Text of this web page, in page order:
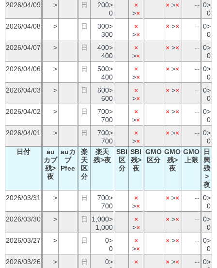
2026/04/09
> 日
200>
0
×
>×
× >× -- 0>
0
2026/04/08
> 日
300>
300
×
>×
× >× -- 0>
0
2026/04/07
> 日
400>
400
×
>×
× >× -- 0>
0
2026/04/06
> 日
500>
400
×
>×
× >× -- 0>
0
2026/04/03
> 日
600>
600
×
>×
× >× -- 0>
0
2026/04/02
> 日
700>
700
×
>×
× >× -- 0>
0
2026/04/01
> 日
700>
700
×
>×
× >× -- 0>
0
日付
au
カブ
残>
夜
auカ
ブ
Pfee
楽
天
区
分
楽天
残>夜
SBI
区
分
SBI
残>
夜
GMO
区分
GMO
残>
夜
GMO
上限
日
興
残
>
夜
2026/03/31
> 日
700>
700
×
>×
× >× -- 0>
0
2026/03/30
> 日
1,000>
1,000
×
>×
× >× -- 0>
0
2026/03/27
> 日
0>
0
×
>×
× >× -- 0>
0
2026/03/26
> 日
0>
×
× >× -- 0>